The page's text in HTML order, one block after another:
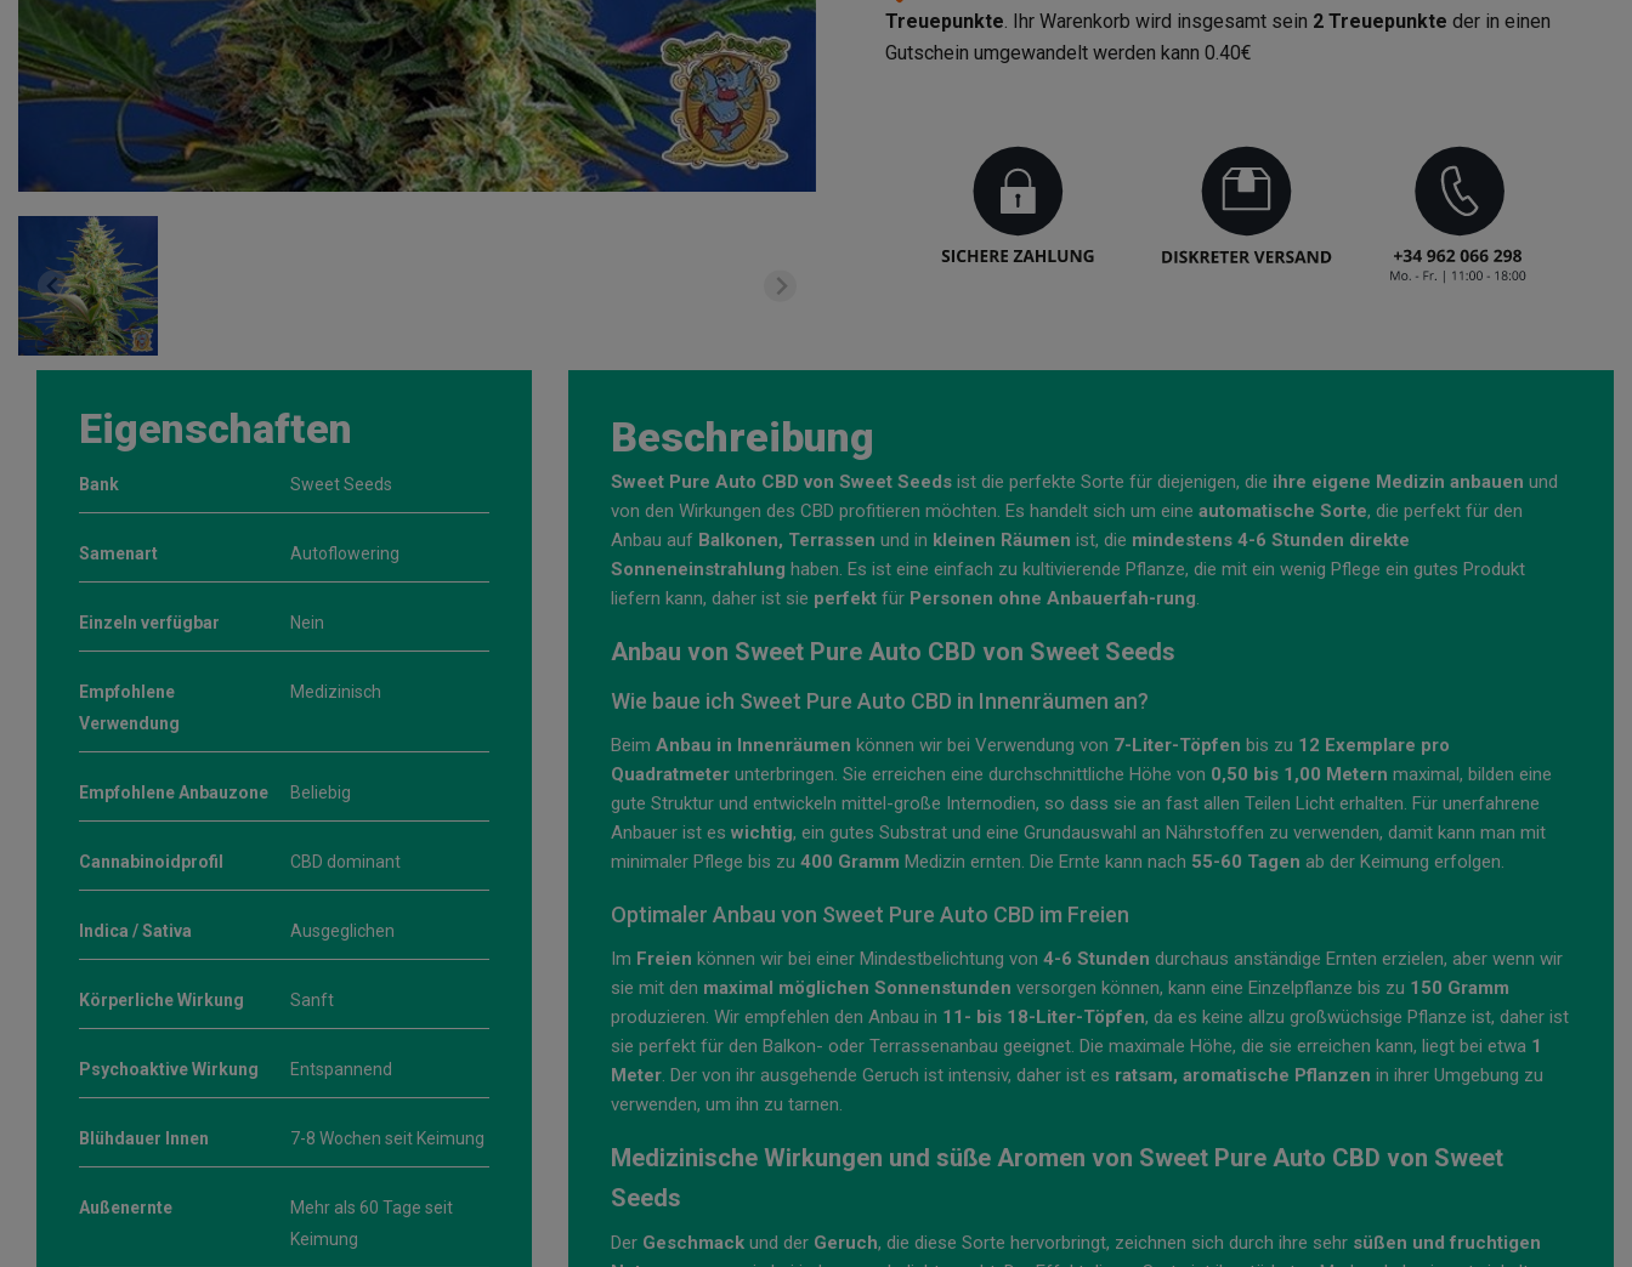
Treuepunkte. Ihr Warenkorb wird insgesamt sein 2 Treuepunkte der in einen
Gutschein umgewandelt werden kann 0.40€
Eigenschaften
Bank Sweet Seeds
Samenart Autoflowering
Einzeln verfügbar Nein
Empfohlene
Verwendung
Medizinisch
Empfohlene Anbauzone Beliebig
Cannabinoidprofil CBD dominant
Indica / Sativa Ausgeglichen
Körperliche Wirkung Sanft
Psychoaktive Wirkung Entspannend
Blühdauer Innen 7-8 Wochen seit Keimung
Außenernte
Mehr als 60 Tage seit
Keimung
Beschreibung
Sweet Pure Auto CBD von Sweet Seeds ist die perfekte Sorte für diejenigen, die ihre eigene Medizin anbauen und
von den Wirkungen des CBD profitieren möchten. Es handelt sich um eine automatische Sorte, die perfekt für den
Anbau auf Balkonen, Terrassen und in kleinen Räumen ist, die mindestens 4-6 Stunden direkte
Sonneneinstrahlung haben. Es ist eine einfach zu kultivierende Pflanze, die mit ein wenig Pflege ein gutes Produkt
liefern kann, daher ist sie perfekt für Personen ohne Anbauerfah-rung.
Anbau von Sweet Pure Auto CBD von Sweet Seeds
Wie baue ich Sweet Pure Auto CBD in Innenräumen an?
Beim Anbau in Innenräumen können wir bei Verwendung von 7-Liter-Töpfen bis zu 12 Exemplare pro
Quadratmeter unterbringen. Sie erreichen eine durchschnittliche Höhe von 0,50 bis 1,00 Metern maximal, bilden eine
gute Struktur und entwickeln mittel-große Internodien, so dass sie an fast allen Teilen Licht erhalten. Für unerfahrene
Anbauer ist es wichtig, ein gutes Substrat und eine Grundauswahl an Nährstoffen zu verwenden, damit kann man mit
minimaler Pflege bis zu 400 Gramm Medizin ernten. Die Ernte kann nach 55-60 Tagen ab der Keimung erfolgen.
Optimaler Anbau von Sweet Pure Auto CBD im Freien
Im Freien können wir bei einer Mindestbelichtung von 4-6 Stunden durchaus anständige Ernten erzielen, aber wenn wir
sie mit den maximal möglichen Sonnenstunden versorgen können, kann eine Einzelpflanze bis zu 150 Gramm
produzieren. Wir empfehlen den Anbau in 11- bis 18-Liter-Töpfen, da es keine allzu großwüchsige Pflanze ist, daher ist
sie perfekt für den Balkon- oder Terrassenanbau geeignet. Die maximale Höhe, die sie erreichen kann, liegt bei etwa 1
Meter. Der von ihr ausgehende Geruch ist intensiv, daher ist es ratsam, aromatische Pflanzen in ihrer Umgebung zu
verwenden, um ihn zu tarnen.
Medizinische Wirkungen und süße Aromen von Sweet Pure Auto CBD von Sweet
Seeds
Der Geschmack und der Geruch, die diese Sorte hervorbringt, zeichnen sich durch ihre sehr süßen und fruchtigen